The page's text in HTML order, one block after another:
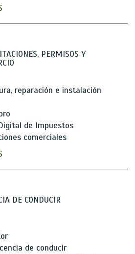
PERMISOS Y
reparación e instalación
de Impuestos
comerciales
DE CONDUCIR
de conducir